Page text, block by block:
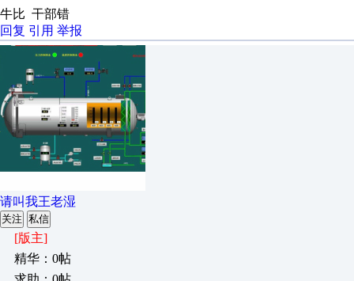
牛比 干部错
回复 引用 举报
请叫我王老湿
关注 私信
[版主]
精华：0帖